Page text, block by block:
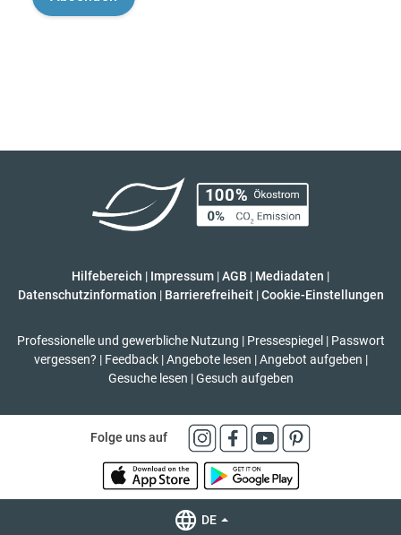
Hilfebereich | Impressum |AGB | Mediadaten |
Datenschutzinformation | Barrierefreiheit | Cookie-Einstellungen
Professionelle und gewerbliche Nutzung | Pressespiegel | Passwort
vergessen? | Feedback | Angebote lesen | Angebot aufgeben |
Gesuche lesen | Gesuch aufgeben
Folge uns auf
DE